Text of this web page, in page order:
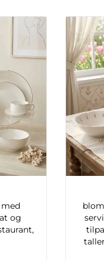
og